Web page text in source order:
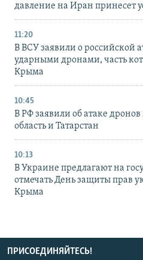
давление на Иран принесет
11:20
В ВСУ заявили о российской
ударными дронами, часть
Крыма
10:45
В РФ заявили об атаке
область и Татарстан
10:13
В Украине предлагают на
отмечать День защиты прав
Крыма
ПРИСОЕДИНЯЙТЕСЬ!